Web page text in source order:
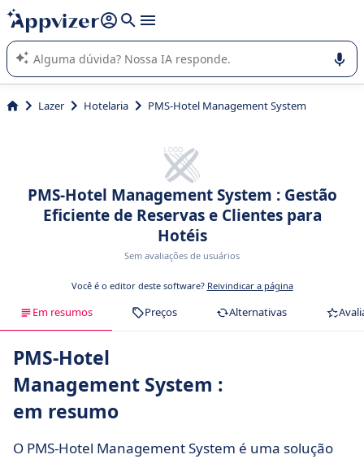
de nossa IA (várias linhas com
A IA do Appvizer o orienta no uso ou na seleção de software
SaaS para sua empresa.
Lazer Hotelaria PMS-Hotel Management System
PMS-Hotel Management System : Gestão
Eficiente de Reservas e Clientes para
Hotéis
Sem avaliações de usuários
Você é o editor deste software? Reivindicar a página
Em resumos Preços Alternativas
PMS-Hotel
Management System :
em resumo
O PMS-Hotel Management System é uma solução